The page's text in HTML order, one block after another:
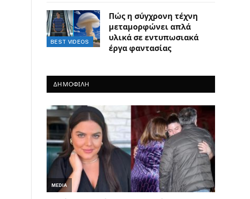
BEST VIDEOS
Πώς η σύγχρονη τέχνη
μεταμορφώνει απλά
υλικά σε εντυπωσιακά
έργα φαντασίας
ΔΗΜΟΦΙΛΗ